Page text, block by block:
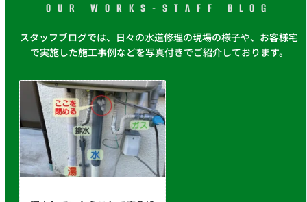
OUR WORKS-STAFF BLOG
スタッフブログでは、日々の水道修理の現場の様子や、お客様宅
で実施した施工事例などを写真付きでご紹介しております。